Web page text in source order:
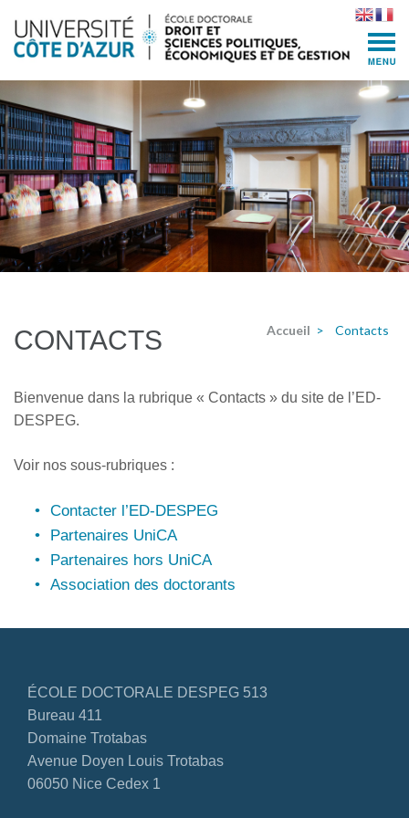
content
(Press
Enter)
CONTACTS Accueil > Contacts
Bienvenue dans la rubrique « Contacts » du site de l’ED-
DESPEG.
Voir nos sous-rubriques :
Contacter l’ED-DESPEG
Partenaires UniCA
Partenaires hors UniCA
Association des doctorants
ÉCOLE DOCTORALE DESPEG 513
Bureau 411
Domaine Trotabas
Avenue Doyen Louis Trotabas
06050 Nice Cedex 1